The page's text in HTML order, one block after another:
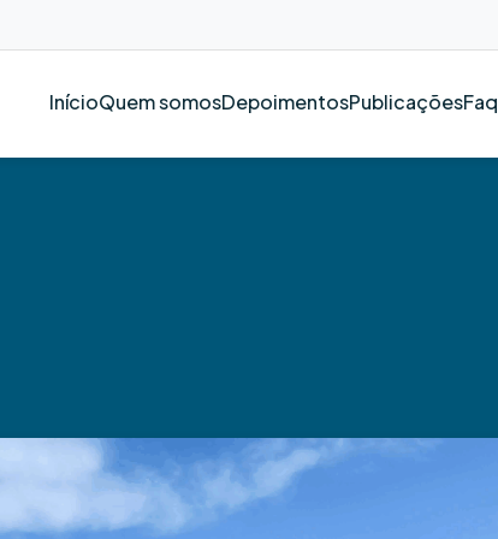
InícioQuem somosDepoimentosPublicaçõesFaq